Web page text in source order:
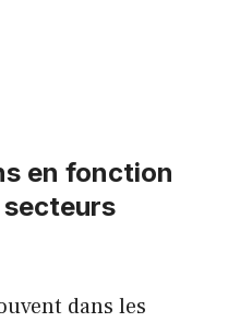
en fonction
dans les